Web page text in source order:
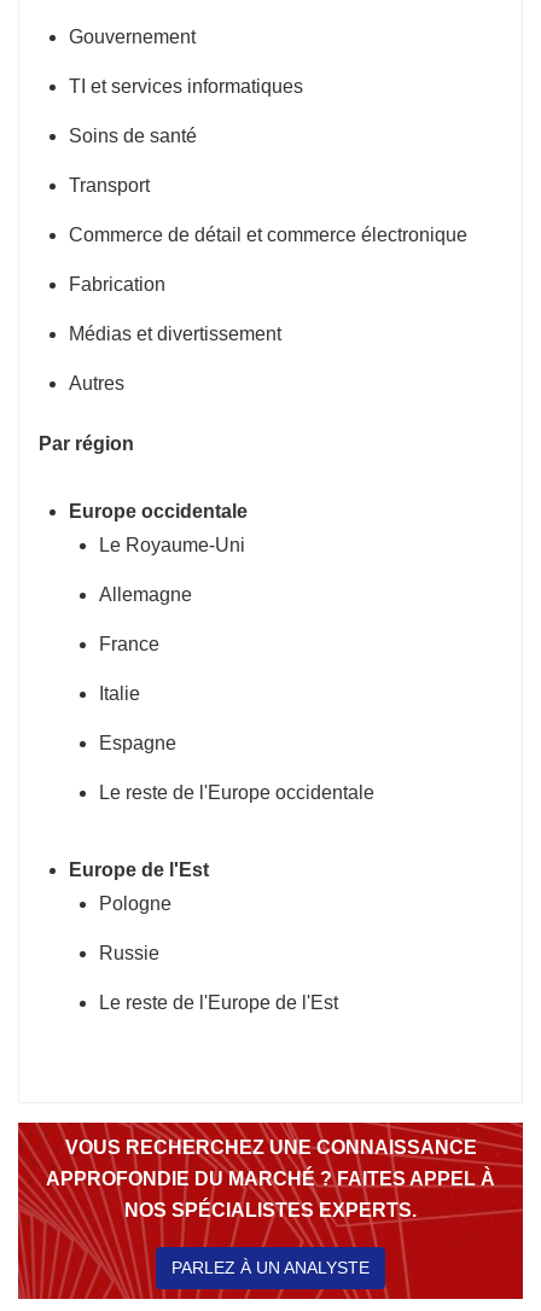
Gouvernement
TI et services informatiques
Soins de santé
Transport
Commerce de détail et commerce électronique
Fabrication
Médias et divertissement
Autres
Par région
Europe occidentale
Le Royaume-Uni
Allemagne
France
Italie
Espagne
Le reste de l'Europe occidentale
Europe de l'Est
Pologne
Russie
Le reste de l'Europe de l'Est
VOUS RECHERCHEZ UNE CONNAISSANCE
APPROFONDIE DU MARCHÉ ? FAITES APPEL À
NOS SPÉCIALISTES EXPERTS.
PARLEZ À UN ANALYSTE